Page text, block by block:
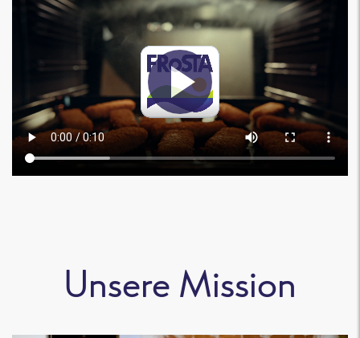
Unsere Mission